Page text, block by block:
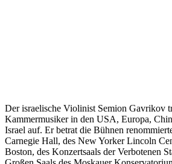
Der israelische Violinist Semion Gavrikov
Kammermusiker in den USA, Europa,
Israel auf. Er betrat die Bühnen
Carnegie Hall, des New Yorker Lincoln
Boston, des Konzertsaals der Verbotenen